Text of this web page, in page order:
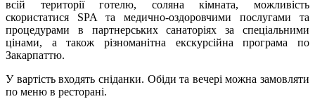
всій території готелю, соляна кімната, можливість
скористатися SPA та медично-оздоровчими послугами та
процедурами в партнерських санаторіях за спеціальними
цінами, а також різноманітна екскурсійна програма по
Закарпаттю.
У вартість входять сніданки. Обіди та вечері можна замовляти
по меню в ресторані.